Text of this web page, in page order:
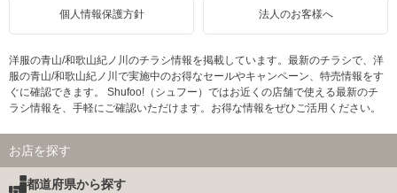
個人情報保護方針 法人のお客様へ
洋服の青山/和歌山紀ノ川のチラシ情報を掲載しています。最新のチラシで、洋
服の青山/和歌山紀ノ川で実施中のお得なセールやキャンペーン、特売情報をす
ぐに確認できます。 Shufoo!（シュフー）ではお近くの店舗で使える最新のチ
ラシ情報を、手軽にご確認いただけます。お得な情報をぜひご活用ください。
お店を探す
都道府県から探す